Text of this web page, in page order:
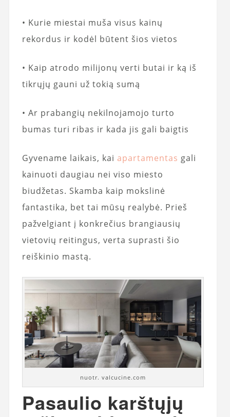
• Kurie miestai muša visus kainų
rekordus ir kodėl būtent šios vietos
• Kaip atrodo milijonų verti butai ir ką iš
tikrųjų gauni už tokią sumą
• Ar prabangių nekilnojamojo turto
bumas turi ribas ir kada jis gali baigtis
Gyvename laikais, kai apartamentas gali
kainuoti daugiau nei viso miesto
biudžetas. Skamba kaip mokslinė
fantastika, bet tai mūsų realybė. Prieš
pažvelgiant į konkrečius brangiausių
vietovių reitingus, verta suprasti šio
reiškinio mastą.
nuotr. valcucine.com
Pasaulio karštųjų